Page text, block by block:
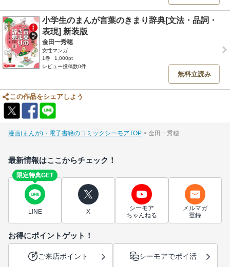
小学生のまんが言葉のきまり辞典[文法・品詞・
表現] 新装版
金田一秀穂
女性マンガ
1巻
1,000pt
レビュー投稿数0件
無料立読み
この作品をシェアしよう
漫画(まんが)・電子書籍のコミックシーモアTOP 金田一秀穂
最新情報はここからチェック！
限定特典GET
LINE X
シーモア
ちゃんねる
メルマガ
登録
お得にポイントゲット！
ご来店ポイント シーモアでポイ活